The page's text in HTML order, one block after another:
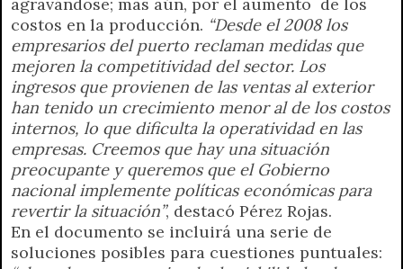
costos en la producción. “Desde el 2008 los
empresarios del puerto reclaman medidas que
mejoren la competitividad del sector. Los
ingresos que provienen de las ventas al exterior
han tenido un crecimiento menor al de los costos
internos, lo que dificulta la operatividad en las
empresas. Creemos que hay una situación
preocupante y queremos que el Gobierno
nacional implemente políticas económicas para
revertir la situación”, destacó Pérez Rojas.
En el documento se incluirá una serie de
soluciones posibles para cuestiones puntuales: